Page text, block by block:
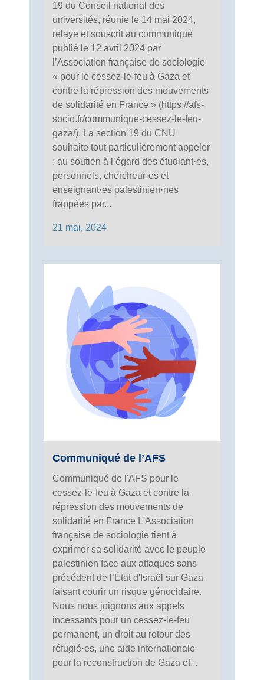
19 du Conseil national des
universités, réunie le 14 mai 2024,
relaye et souscrit au communiqué
publié le 12 avril 2024 par
l’Association française de sociologie
« pour le cessez-le-feu à Gaza et
contre la répression des mouvements
de solidarité en France » (https://afs-
socio.fr/communique-cessez-le-feu-
gaza/). La section 19 du CNU
souhaite tout particulièrement appeler
: au soutien à l’égard des étudiant·es,
personnels, chercheur·es et
enseignant·es palestinien·nes
frappées par...
21 mai, 2024
Communiqué de l’AFS
Communiqué de l'AFS pour le
cessez-le-feu à Gaza et contre la
répression des mouvements de
solidarité en France L'Association
française de sociologie tient à
exprimer sa solidarité avec le peuple
palestinien face aux attaques sans
précédent de l’État d'Israël sur Gaza
faisant courir un risque génocidaire.
Nous nous joignons aux appels
incessants pour un cessez-le-feu
permanent, un droit au retour des
réfugié·es, une aide internationale
pour la reconstruction de Gaza et...